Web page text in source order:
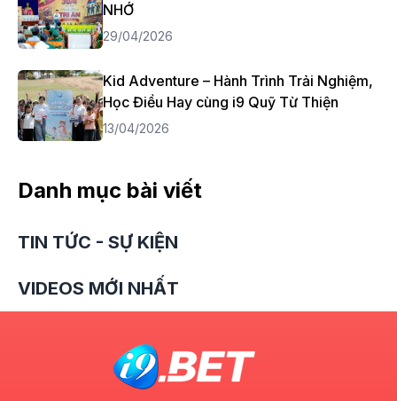
NHỚ
29/04/2026
Kid Adventure – Hành Trình Trải Nghiệm,
Học Điều Hay cùng i9 Quỹ Từ Thiện
13/04/2026
Danh mục bài viết
TIN TỨC - SỰ KIỆN
VIDEOS MỚI NHẤT